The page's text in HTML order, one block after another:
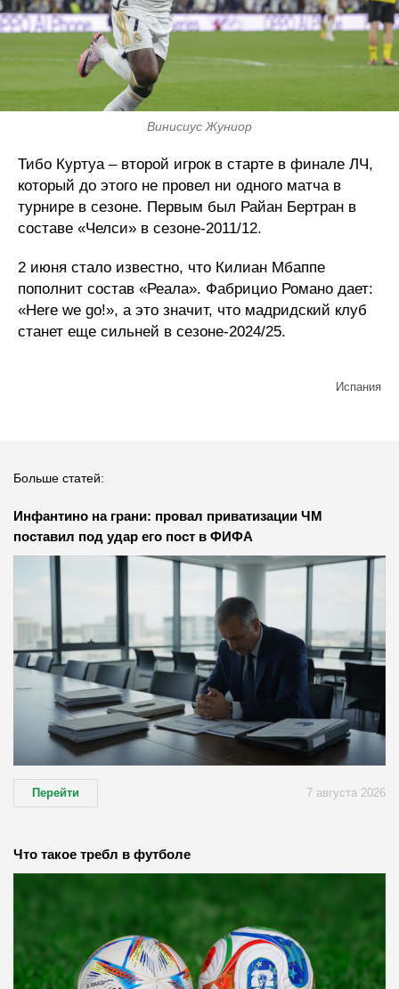
Винисиус Жуниор
Тибо Куртуа – второй игрок в старте в финале ЛЧ,
который до этого не провел ни одного матча в
турнире в сезоне. Первым был Райан Бертран в
составе «Челси» в сезоне-2011/12.
2 июня стало известно, что Килиан Мбаппе
пополнит состав «Реала». Фабрицио Романо дает:
«Here we go!», а это значит, что мадридский клуб
станет еще сильней в сезоне-2024/25.
Испания
Больше статей:
Инфантино на грани: провал приватизации ЧМ
поставил под удар его пост в ФИФА
Перейти 7 августа 2026
Что такое требл в футболе